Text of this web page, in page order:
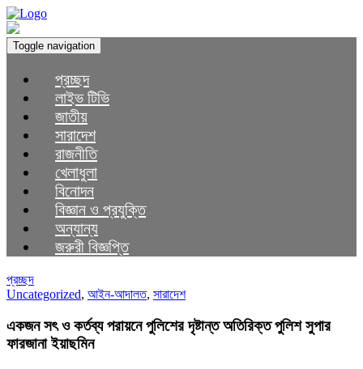
Toggle navigation
প্রচ্ছদ
লাইভ টিভি
জাতীয়
সারাদেশ
রাজনীতি
খেলাধুলা
বিনোদন
বিজ্ঞান ও প্রযুক্তি
অন্যান্য
জরুরী বিজ্ঞপ্তি
প্রচ্ছদ
Uncategorized, আইন-আদালত, সারাদেশ
একজন সৎ ও কর্তব্য পরায়নে পুলিশের দৃষ্টান্ত অতিরিক্ত পুলিশ সুপার
ফারজানা ইয়াছমিন